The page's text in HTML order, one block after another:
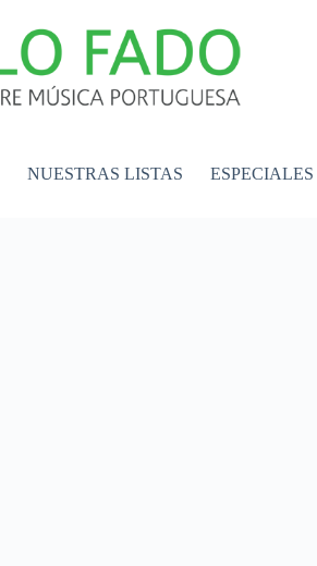
NUESTRAS LISTAS ESPECIALES